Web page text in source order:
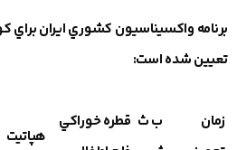
برنامه واكسيناسيون كشوري ايران براي
تعيين شده است:
زمان
ب ث قطره خوراكي
هپاتيت